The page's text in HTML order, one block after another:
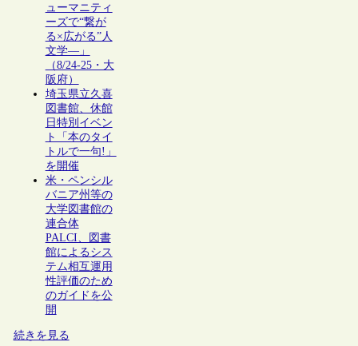
ューマニティ
ーズで“繋が
る×広がる”人
文学―」
（8/24-25・大
阪府）
埼玉県立久喜
図書館、休館
日特別イベン
ト「本のタイ
トルで一句!」
を開催
米・ペンシル
バニア州等の
大学図書館の
連合体
PALCI、図書
館によるシス
テム相互運用
性評価のため
のガイドを公
開
続きを見る